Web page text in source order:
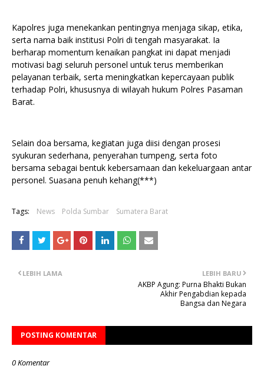
Kapolres juga menekankan pentingnya menjaga sikap, etika,
serta nama baik institusi Polri di tengah masyarakat. Ia
berharap momentum kenaikan pangkat ini dapat menjadi
motivasi bagi seluruh personel untuk terus memberikan
pelayanan terbaik, serta meningkatkan kepercayaan publik
terhadap Polri, khususnya di wilayah hukum Polres Pasaman
Barat.
Selain doa bersama, kegiatan juga diisi dengan prosesi
syukuran sederhana, penyerahan tumpeng, serta foto
bersama sebagai bentuk kebersamaan dan kekeluargaan antar
personel. Suasana penuh kehang(***)
Tags: News Polda Sumbar Sumatera Barat
LEBIH BARU
AKBP Agung: Purna Bhakti Bukan
Akhir Pengabdian kepada
Bangsa dan Negara
LEBIH LAMA
POSTING KOMENTAR
0 Komentar